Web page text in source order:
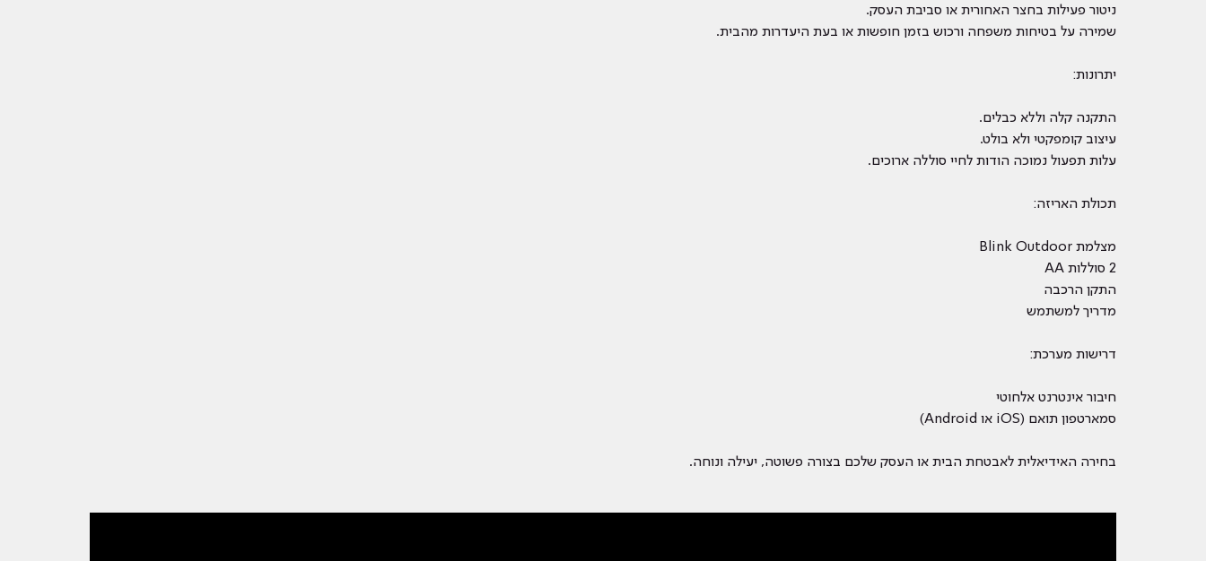
ניטור פעילות בחצר האחורית או סביבת העסק.
שמירה על בטיחות משפחה ורכוש בזמן חופשות או בעת היעדרות מהבית.
יתרונות:
התקנה קלה וללא כבלים.
עיצוב קומפקטי ולא בולט.
עלות תפעול נמוכה הודות לחיי סוללה ארוכים.
תכולת האריזה:
מצלמת Blink Outdoor
2 סוללות AA
התקן הרכבה
מדריך למשתמש
דרישות מערכת:
חיבור אינטרנט אלחוטי
סמארטפון תואם (iOS או Android)
בחירה האידיאלית לאבטחת הבית או העסק שלכם בצורה פשוטה, יעילה ונוחה.